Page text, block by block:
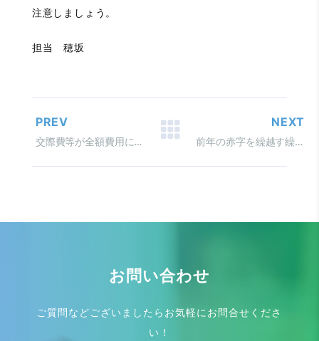
注意しましょう。
担当 穂坂
PREV
交際費等が全額費用にならなくなる！？
NEXT
前年の赤字を繰越す繰越欠損金
お問い合わせ
ご質問などございましたらお気軽にお問合せくださ
い！